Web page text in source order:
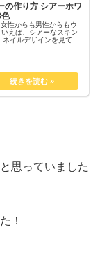
の作り方 シアーホワ
色
性からも男性からもウ
えば、シアーなスキン
ネイルデザインを見て
思っていました
！